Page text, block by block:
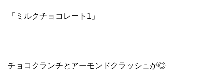
「ミルクチョコレート1」
チョコクランチとアーモンドクラッシュが◎